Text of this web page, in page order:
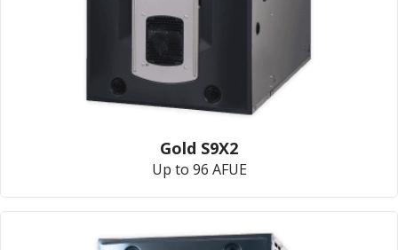
Gold S9X2
Up to 96 AFUE